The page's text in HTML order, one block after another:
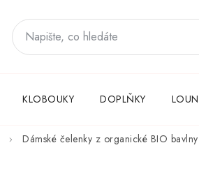
KLOBOUKY DOPLŇKY
Dámské čelenky z organické BIO bavlny